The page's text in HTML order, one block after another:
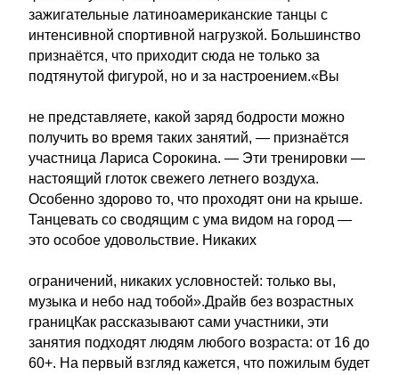
зажигательные латиноамериканские танцы с
интенсивной спортивной нагрузкой. Большинство
признаётся, что приходит сюда не только за
подтянутой фигурой, но и за настроением.«Вы
не представляете, какой заряд бодрости можно
получить во время таких занятий, — признаётся
участница Лариса Сорокина. — Эти тренировки —
настоящий глоток свежего летнего воздуха.
Особенно здорово то, что проходят они на крыше.
Танцевать со сводящим с ума видом на город —
это особое удовольствие. Никаких
ограничений, никаких условностей: только вы,
музыка и небо над тобой».Драйв без возрастных
границКак рассказывают сами участники, эти
занятия подходят людям любого возраста: от 16 до
60+. На первый взгляд кажется, что пожилым будет